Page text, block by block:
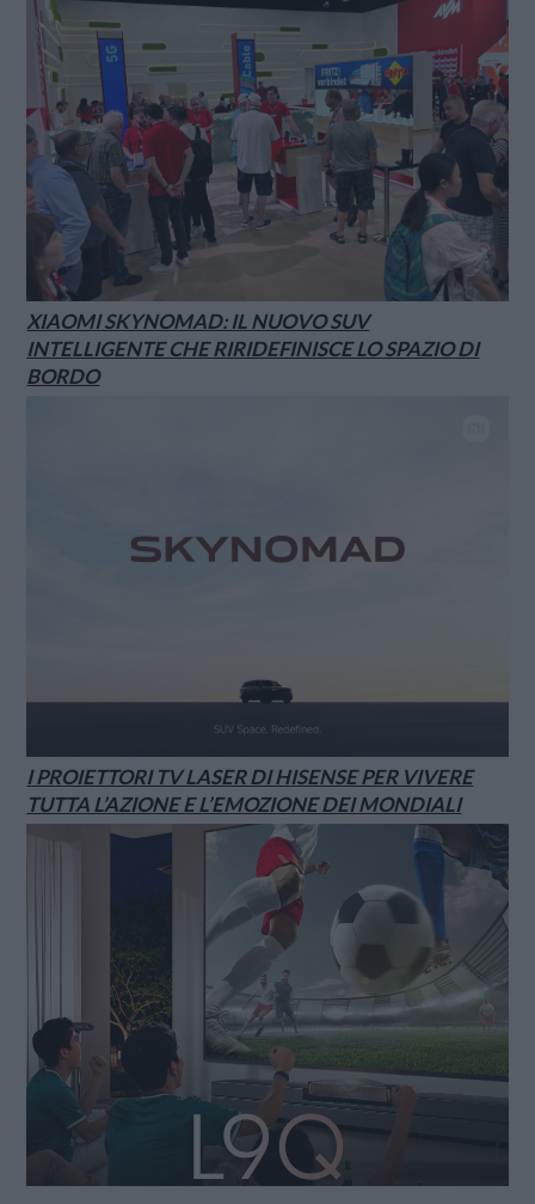
XIAOMI SKYNOMAD: IL NUOVO SUV
INTELLIGENTE CHE RIRIDEFINISCE LO SPAZIO DI
BORDO
I PROIETTORI TV LASER DI HISENSE PER VIVERE
TUTTA L’AZIONE E L’EMOZIONE DEI MONDIALI